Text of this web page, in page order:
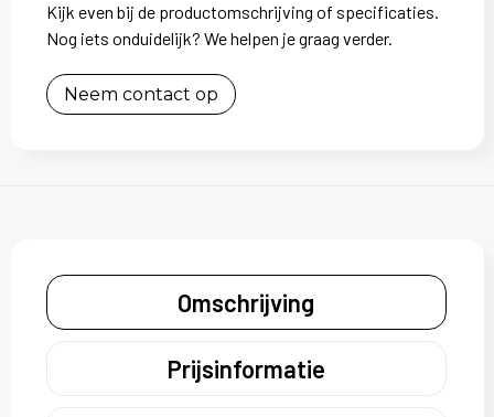
Kijk even bij de productomschrijving of specificaties.
Nog iets onduidelijk? We helpen je graag verder.
Neem contact op
Omschrijving
Prijsinformatie